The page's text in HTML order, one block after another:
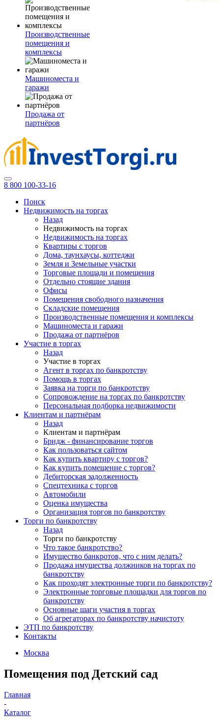
Производственные
помещения и
комплексы
Машиноместа и
гаражи
Продажа от
партнёров
8 800 100-33-16
Поиск
Недвижимость на торгах
Назад
Недвижимость на торгах
Недвижимость на торгах
Квартиры с торгов
Дома, таунхаусы, коттеджи
Земля и Земельные участки
Торговые площади и помещения
Отдельно стоящие здания
Офисы
Помещения свободного назначения
Складские помещения
Производственные помещения и комплексы
Машиноместа и гаражи
Продажа от партнёров
Участие в торгах
Назад
Участие в торгах
Агент в торгах по банкротству
Помощь в торгах
Заявка на торги по банкротству
Сопровождение на торгах по банкротству
Персональная подборка недвижимости
Клиентам и партнёрам
Назад
Клиентам и партнёрам
Бридж - финансирование торгов
Как пользоваться сайтом
Как купить квартиру с торгов?
Как купить помещение с торгов?
Дебиторская задолженность
Спецтехника с торгов
Автомобили
Оценка имущества
Организация торгов по банкротству
Торги по банкротству
Назад
Торги по банкротству
Что такое банкротство?
Имущество банкротов, что с ним делать?
Продажа имущества должников на торгах по
банкротству
Как проходят электронные торги по банкротству?
Электронные торговые площадки для торгов по
банкротству
Основные шаги участия в торгах
Об агрегаторах по банкротству начистоту
ЭТП по банкротству
Контакты
Москва
Помещения под Детский сад
Главная
-
Каталог